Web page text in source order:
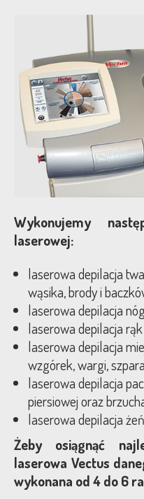
Wykonujemy
laserowej:
laserowa depilacja
wąsika, brody i
laserowa depilacja
laserowa depilacja
laserowa depilacja
wzgórek, wargi,
laserowa depilacja
piersiowej oraz
laserowa depilacja
Żeby osiągnąć
laserowa Vectus
wykonana od 4 do 6